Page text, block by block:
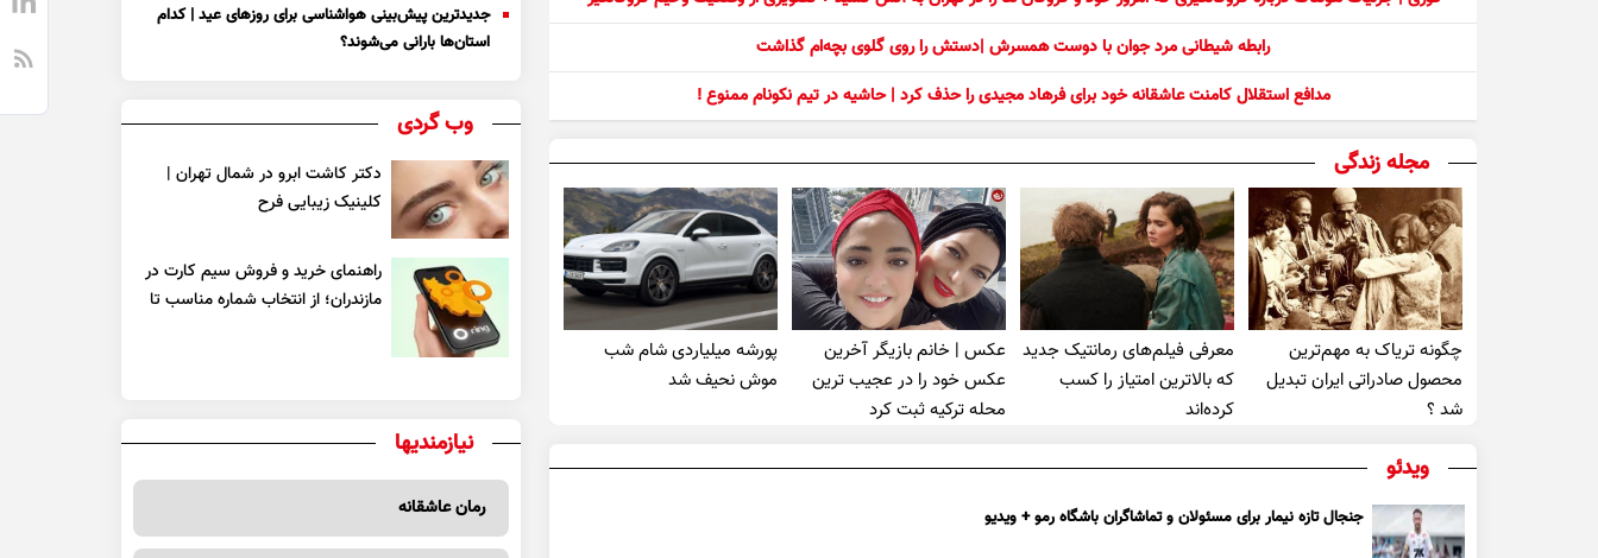
رابطه شیطانی مرد جوان با دوست همسرش |دستش را روی گلوی بچه‌ام گذاشت
مدافع استقلال کامنت عاشقانه خود برای فرهاد مجیدی را حذف کرد | حاشیه در تیم نکونام ممنوع !
مجله زندگی
چگونه تریاک به مهم‌ترین
محصول صادراتی ایران تبدیل
شد ؟
معرفی فیلم‌های رمانتیک جدید
که بالاترین امتیاز را کسب
کرده‌اند
عکس | خانم بازیگر آخرین
عکس خود را در عجیب ترین
محله ترکیه ثبت کرد
پورشه میلیاردی شام شب
موش‌ نحیف شد
ویدئو
جنجال تازه نیمار برای مسئولان و تماشاگران باشگاه رمو + ویدیو
جدیدترین پیش‌بینی هواشناسی برای روزهای عید | کدام
استان‌ها بارانی می‌شوند؟
وب گردی
دکتر کاشت ابرو در شمال تهران |
کلینیک زیبایی فرح
راهنمای خرید و فروش سیم کارت در
مازندران؛ از انتخاب شماره مناسب تا
نیازمندیها
رمان عاشقانه